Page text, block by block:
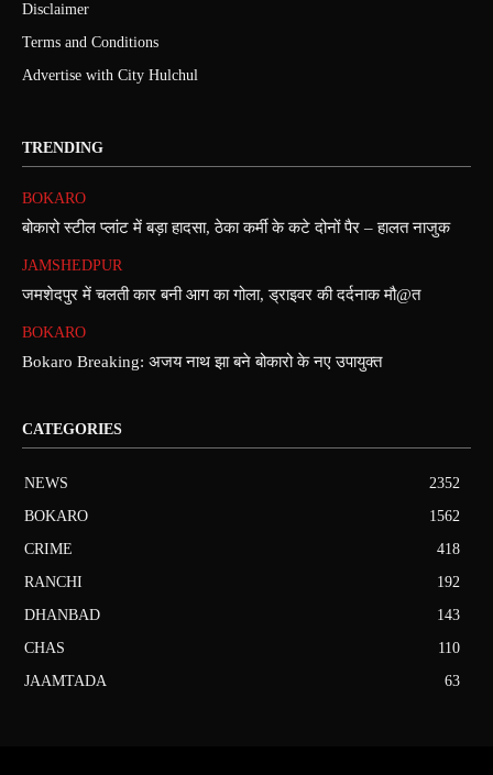
Disclaimer
Terms and Conditions
Advertise with City Hulchul
TRENDING
BOKARO
बोकारो स्टील प्लांट में बड़ा हादसा, ठेका कर्मी के कटे दोनों पैर – हालत नाजुक
JAMSHEDPUR
जमशेदपुर में चलती कार बनी आग का गोला, ड्राइवर की दर्दनाक मौ@त
BOKARO
Bokaro Breaking: अजय नाथ झा बने बोकारो के नए उपायुक्त
CATEGORIES
NEWS
2352
BOKARO
1562
CRIME
418
RANCHI
192
DHANBAD
143
CHAS
110
JAAMTADA
63